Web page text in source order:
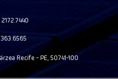
2172.7440
Recife - PE, 50741-100